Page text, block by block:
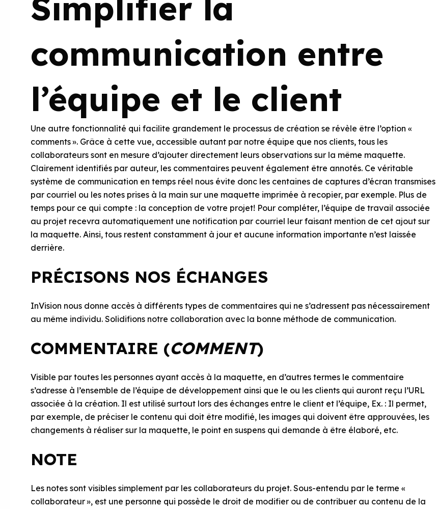
Simplifier la
communication entre
l’équipe et le client
Une autre fonctionnalité qui facilite grandement le processus de création se révèle être l’option «
comments ». Grâce à cette vue, accessible autant par notre équipe que nos clients, tous les
collaborateurs sont en mesure d’ajouter directement leurs observations sur la même maquette.
Clairement identifiés par auteur, les commentaires peuvent également être annotés. Ce véritable
système de communication en temps réel nous évite donc les centaines de captures d’écran transmises
par courriel ou les notes prises à la main sur une maquette imprimée à recopier, par exemple. Plus de
temps pour ce qui compte : la conception de votre projet! Pour compléter, l’équipe de travail associée
au projet recevra automatiquement une notification par courriel leur faisant mention de cet ajout sur
la maquette. Ainsi, tous restent constamment à jour et aucune information importante n’est laissée
derrière.
PRÉCISONS NOS ÉCHANGES
InVision nous donne accès à différents types de commentaires qui ne s’adressent pas nécessairement
au même individu. Solidifions notre collaboration avec la bonne méthode de communication.
COMMENTAIRE (COMMENT)
Visible par toutes les personnes ayant accès à la maquette, en d’autres termes le commentaire
s’adresse à l’ensemble de l’équipe de développement ainsi que le ou les clients qui auront reçu l’URL
associée à la création. Il est utilisé surtout lors des échanges entre le client et l’équipe, Ex. : Il permet,
par exemple, de préciser le contenu qui doit être modifié, les images qui doivent être approuvées, les
changements à réaliser sur la maquette, le point en suspens qui demande à être élaboré, etc.
NOTE
Les notes sont visibles simplement par les collaborateurs du projet. Sous-entendu par le terme «
collaborateur », est une personne qui possède le droit de modifier ou de contribuer au contenu de la